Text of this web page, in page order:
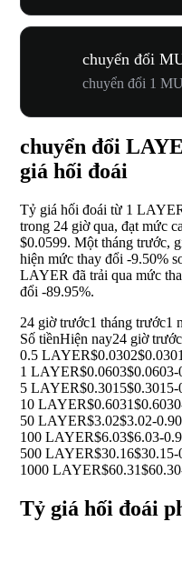
chuyển đổi
chuyển đổi 1
chuyển đổi
giá hối đoái
Tỷ giá hối đoái từ 1
trong 24 giờ qua, đạt mức
$0.0599. Một tháng trước,
hiện mức thay đổi -9.50%
LAYER đã trải qua mức
đổi -89.95%.
24 giờ trước1 tháng trước1
Số tiềnHiện nay24 giờ trước
0.5 LAYER$0.0302$0.0301
1 LAYER$0.0603$0.0603-
5 LAYER$0.3015$0.3015-
10 LAYER$0.6031$0.6030
50 LAYER$3.02$3.02-
100 LAYER$6.03$6.03-
500 LAYER$30.16$30.15-
1000 LAYER$60.31$60.30
Tỷ giá hối đoái